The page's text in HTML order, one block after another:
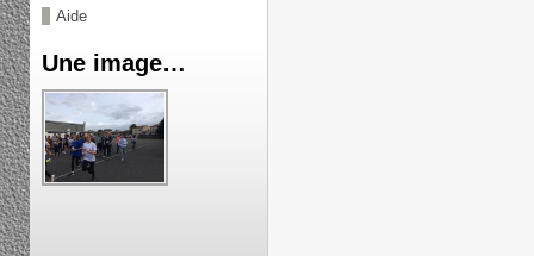
Aide
Une image…